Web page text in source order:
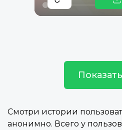
Смотри истории
анонимно. Всего у